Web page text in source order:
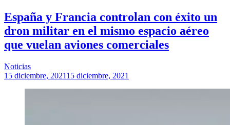
España y Francia controlan con éxito un
dron militar en el mismo espacio aéreo
que vuelan aviones comerciales
Noticias
15 diciembre, 202115 diciembre, 2021